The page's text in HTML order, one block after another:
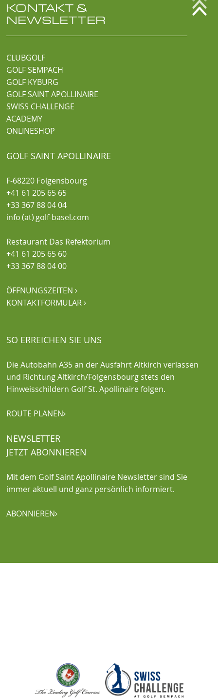
KONTAKT &
NEWSLETTER
CLUBGOLF
GOLF SEMPACH
GOLF KYBURG
GOLF SAINT APOLLINAIRE
SWISS CHALLENGE
ACADEMY
ONLINESHOP
GOLF SAINT APOLLINAIRE
F-68220 Folgensbourg
+41 61 205 65 65
+33 367 88 04 04
info (at) golf-basel.com
Restaurant Das Refektorium
+41 61 205 65 60
+33 367 88 04 00
ÖFFNUNGSZEITEN
KONTAKTFORMULAR
SO ERREICHEN SIE UNS
Die Autobahn A35 an der Ausfahrt Altkirch verlassen
und Richtung Altkirch/Folgensbourg stets den
Hinweisschildern Golf St. Apollinaire folgen.
ROUTE PLANEN
NEWSLETTER
JETZT ABONNIEREN
Mit dem Golf Saint Apollinaire Newsletter sind Sie
immer aktuell und ganz persönlich informiert.
ABONNIEREN